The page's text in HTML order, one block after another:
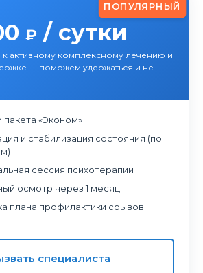
ПОПУЛЯРНЫЙ
₽ / сутки
к активному комплексному лечению и
— поможем удержаться и не
пакета «Эконом»
и стабилизация состояния (по
сессия психотерапии
осмотр через 1 месяц
плана профилактики срывов
специалиста